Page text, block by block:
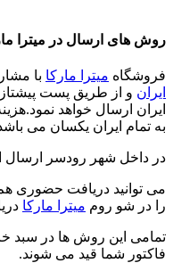
روش های ارسال در میترا
فروشگاه میترا مارکا با
ایران و از طریق پست
ایران ارسال خواهد
به تمام ایران یکسان می
در داخل شهر رودسر ارسال
می توانید دریافت حضوری
را در شو روم میترا مارکا
تمامی این روش ها در سبد
فاکتور شما قید می شوند.